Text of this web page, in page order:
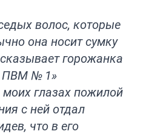
волос, которые
она носит сумку
горожанка
ПВМ № 1»
глазах пожилой
с ней отдал
что в его